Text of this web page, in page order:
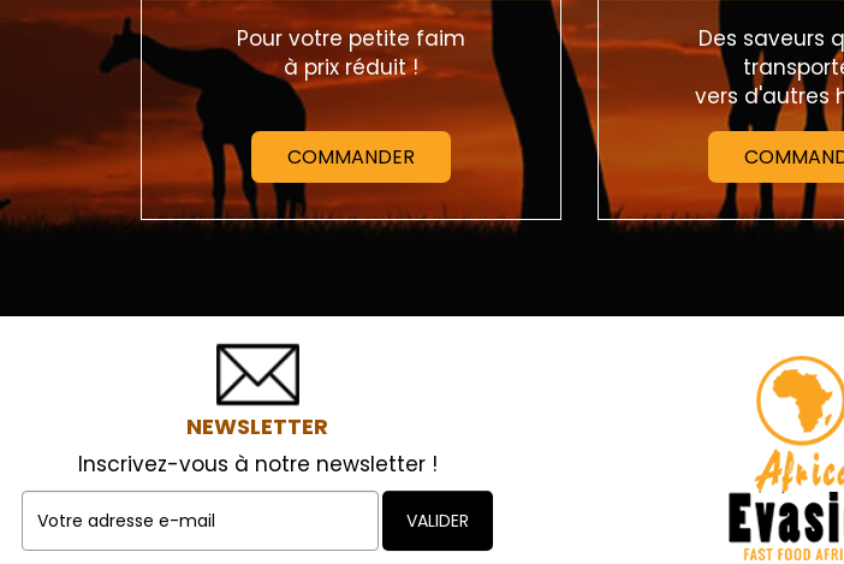
Pour votre petite faim
à prix réduit !
COMMANDER
Des saveurs
vers d'autres
NEWSLETTER
Inscrivez-vous à notre newsletter !
VALIDER